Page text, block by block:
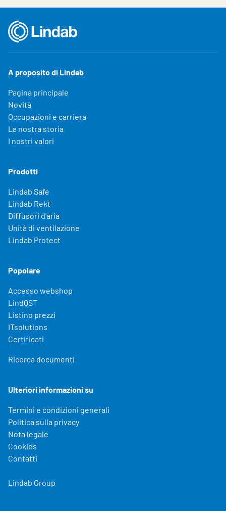
A proposito di Lindab
Pagina principale
Novità
Occupazioni e carriera
La nostra storia
I nostri valori
Prodotti
Lindab Safe
Lindab Rekt
Diffusori d'aria
Unità di ventilazione
Lindab Protect
Popolare
Accesso webshop
LindQST
Listino prezzi
ITsolutions
Certificati
Ricerca documenti
Ulteriori informazioni su
Termini e condizioni generali
Politica sulla privacy
Nota legale
Cookies
Contatti
Lindab Group